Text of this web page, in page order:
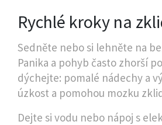
Rychlé kroky na
Sedněte nebo si lehněte na
Panika a pohyb často zhorší
dýchejte: pomalé nádechy a
úzkost a pomohou mozku
Dejte si vodu nebo nápoj s